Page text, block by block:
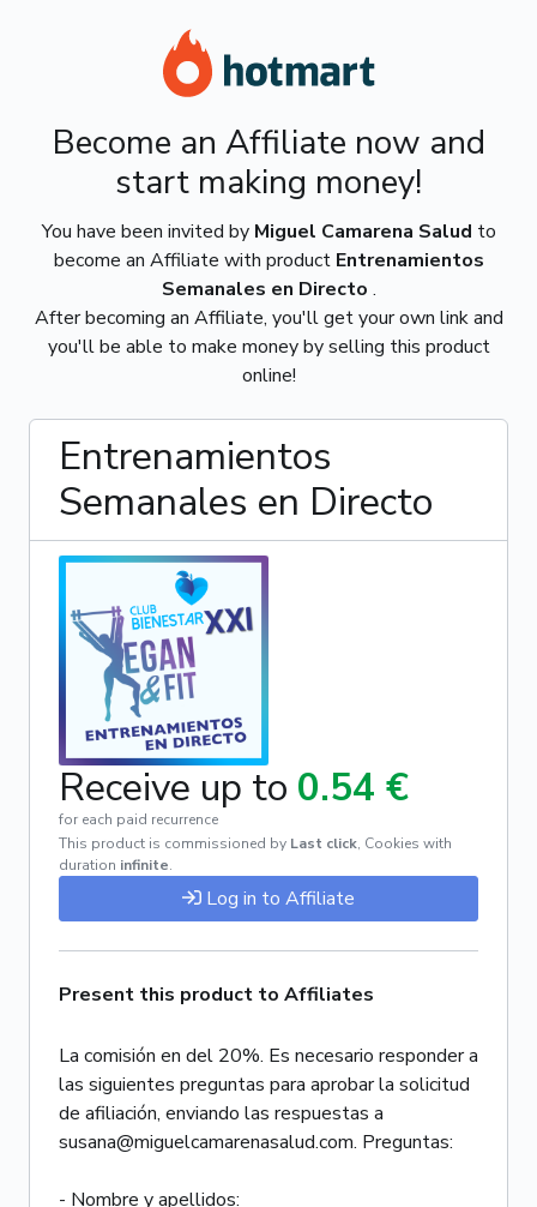
Become an Affiliate now and
start making money!
You have been invited by Miguel Camarena Salud to
become an Affiliate with product Entrenamientos
Semanales en Directo .
After becoming an Affiliate, you'll get your own link and
you'll be able to make money by selling this product
online!
Entrenamientos
Semanales en Directo
Receive up to 0.54 €
for each paid recurrence
This product is commissioned by Last click, Cookies with
duration infinite.
Log in to Affiliate
Present this product to Affiliates
La comisión en del 20%. Es necesario responder a
las siguientes preguntas para aprobar la solicitud
de afiliación, enviando las respuestas a
susana@miguelcamarenasalud.com. Preguntas:
- Nombre y apellidos: